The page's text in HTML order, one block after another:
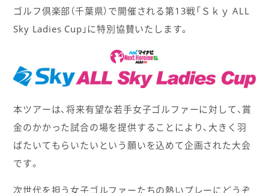
ゴルフ倶楽部（千葉県）で開催される第13戦「Ｓｋｙ ALL
Sky Ladies Cup」に特別協賛いたします。
本ツアーは、将来有望な若手女子ゴルファーに対して、賞
金のかかった試合の場を提供することにより、大きく羽
ばたいてもらいたいという願いを込めて企画された大会
です。
次世代を担う女子ゴルファーたちの熱いプレーにどうぞ